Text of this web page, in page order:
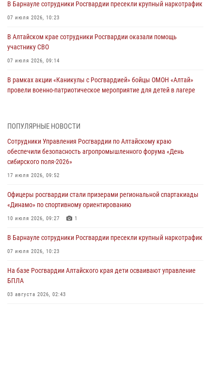
В Барнауле сотрудники Росгвардии пресекли крупный наркотрафик
07 июля 2026, 10:23
В Алтайском крае сотрудники Росгвардии оказали помощь
участнику СВО
07 июля 2026, 09:14
В рамках акции «Каникулы с Росгвардией» бойцы ОМОН «Алтай»
провели военно-патриотическое мероприятие для детей в лагере
акции «Коробка храбрости»
Сотрудники Росгвардии провели встречу с юными пограничниками
03 июля 2026, 04:03
Управление Росгвардии по Алтайскому краю провело для детей
02 июля 2026, 00:55
Алтайскому краю подведены итоги «прямой линии»
ПОПУЛЯРНЫЕ НОВОСТИ
Сотрудники Управления Росгвардии по Алтайскому краю
обеспечили безопасность агропромышленного форума «День
сибирского поля-2026»
17 июля 2026, 09:52
Офицеры росгвардии стали призерами региональной спартакиады
«Динамо» по спортивному ориентированию
10 июля 2026, 09:27 1
В Барнауле сотрудники Росгвардии пресекли крупный наркотрафик
07 июля 2026, 10:23
На базе Росгвардии Алтайского края дети осваивают управление
БПЛА
03 августа 2026, 02:43